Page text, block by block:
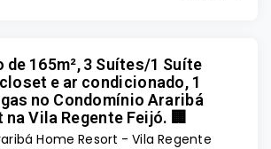
165m², 3 Suítes/1 Suíte
e ar condicionado, 1
no Condomínio Araribá
Vila Regente Feijó. 🏢
Home Resort -Vila Regente